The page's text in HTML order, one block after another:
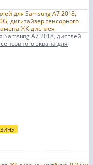
A7 2018, дисплей
экрана для